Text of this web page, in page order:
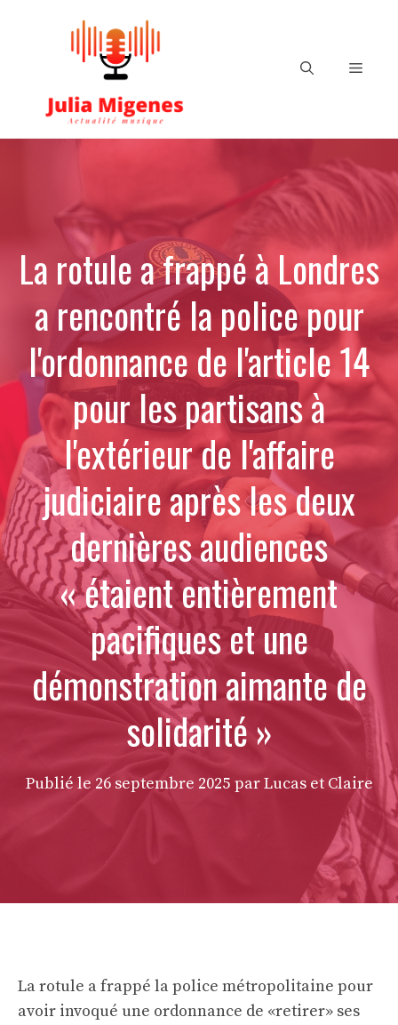
Menu
La rotule a frappé à Londres
a rencontré la police pour
l'ordonnance de l'article 14
pour les partisans à
l'extérieur de l'affaire
judiciaire après les deux
dernières audiences
« étaient entièrement
pacifiques et une
démonstration aimante de
solidarité »
Publié le 26 septembre 2025 par Lucas et Claire
La rotule a frappé la police métropolitaine pour
avoir invoqué une ordonnance de «retirer» ses